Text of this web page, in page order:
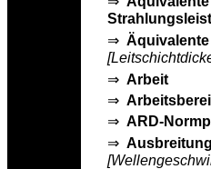
⇒
⇒ Arbeit
⇒
⇒ ARD-
⇒